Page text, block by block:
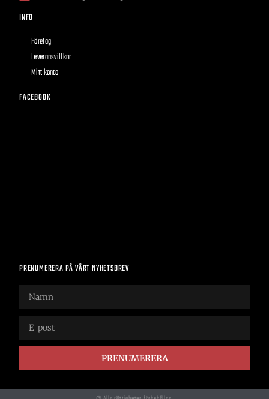
INFO
Företag
Leveransvillkor
Mitt konto
FACEBOOK
PRENUMERERA PÅ VÅRT NYHETSBREV
PRENUMERERA